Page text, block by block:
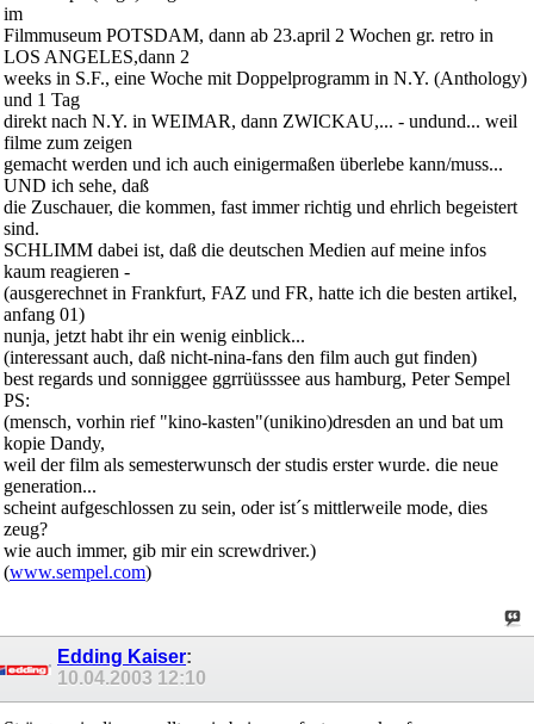
im
Filmmuseum POTSDAM, dann ab 23.april 2 Wochen gr. retro in
LOS ANGELES,dann 2
weeks in S.F., eine Woche mit Doppelprogramm in N.Y. (Anthology)
und 1 Tag
direkt nach N.Y. in WEIMAR, dann ZWICKAU,... - undund... weil
filme zum zeigen
gemacht werden und ich auch einigermaßen überlebe kann/muss...
UND ich sehe, daß
die Zuschauer, die kommen, fast immer richtig und ehrlich begeistert
sind.
SCHLIMM dabei ist, daß die deutschen Medien auf meine infos
kaum reagieren -
(ausgerechnet in Frankfurt, FAZ und FR, hatte ich die besten artikel,
anfang 01)
nunja, jetzt habt ihr ein wenig einblick...
(interessant auch, daß nicht-nina-fans den film auch gut finden)
best regards und sonniggee ggrrüüsssee aus hamburg, Peter Sempel
PS:
(mensch, vorhin rief "kino-kasten"(unikino)dresden an und bat um
kopie Dandy,
weil der film als semesterwunsch der studis erster wurde. die neue
generation...
scheint aufgeschlossen zu sein, oder ist´s mittlerweile mode, dies
zeug?
wie auch immer, gib mir ein screwdriver.)
(www.sempel.com)
Edding Kaiser:
10.04.2003 12:10